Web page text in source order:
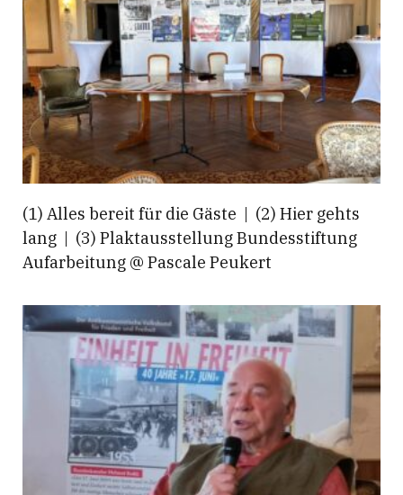
(1) Alles bereit für die Gäste | (2) Hier gehts
lang | (3) Plaktausstellung Bundesstiftung
Aufarbeitung @ Pascale Peukert